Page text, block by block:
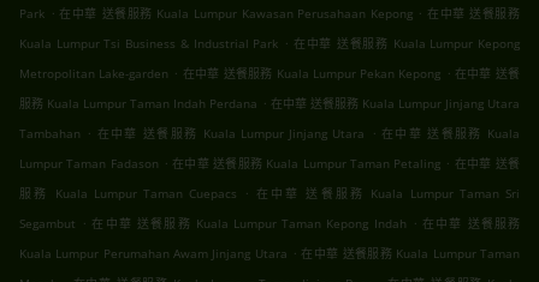
Park . 在中華 送餐服務 Kuala Lumpur Kawasan Perusahaan Kepong . 在中華 送餐服務
Kuala Lumpur Tsi Business & Industrial Park . 在中華 送餐服務 Kuala Lumpur Kepong
Metropolitan Lake-garden . 在中華 送餐服務 Kuala Lumpur Pekan Kepong . 在中華 送餐
服務 Kuala Lumpur Taman Indah Perdana . 在中華 送餐服務 Kuala Lumpur Jinjang Utara
Tambahan . 在中華 送餐服務 Kuala Lumpur Jinjang Utara . 在中華 送餐服務 Kuala
Lumpur Taman Fadason . 在中華 送餐服務 Kuala Lumpur Taman Petaling . 在中華 送餐
服務 Kuala Lumpur Taman Cuepacs
. 在中華 送餐服務 Kuala Lumpur Taman Sri
Segambut . 在中華 送餐服務 Kuala Lumpur Taman Kepong Indah . 在中華 送餐服務
Kuala Lumpur Perumahan Awam Jinjang Utara . 在中華 送餐服務 Kuala Lumpur Taman